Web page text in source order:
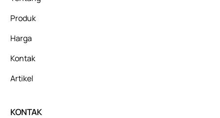
Produk
Harga
Kontak
Artikel
KONTAK